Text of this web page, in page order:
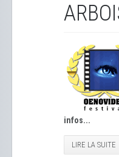
infos...
LIRE LA SUITE